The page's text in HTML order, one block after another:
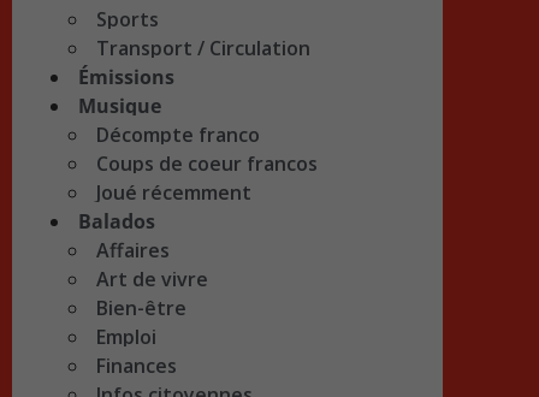
Sports
Transport / Circulation
Émissions
Musique
Décompte franco
Coups de coeur francos
Joué récemment
Balados
Affaires
Art de vivre
Bien-être
Emploi
Finances